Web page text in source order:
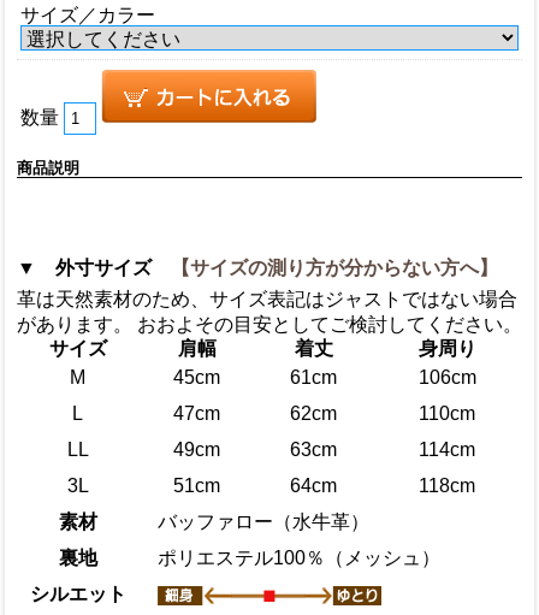
サイズ／カラー
数量
商品説明
▼ 外寸サイズ
【サイズの測り方が分からない方へ】
革は天然素材のため、サイズ表記はジャストではない場合
があります。 おおよその目安としてご検討してください。
サイズ
肩幅 着丈
身周り
M
45cm 61cm
106cm
L
47cm 62cm
110cm
LL
49cm 63cm
114cm
3L
51cm 64cm
118cm
素材
バッファロー（水牛革）
裏地
ポリエステル100％（メッシュ）
シルエット